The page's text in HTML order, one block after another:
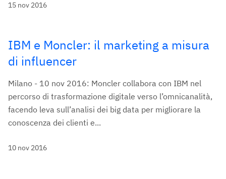
15 nov 2016
IBM e Moncler: il marketing a misura
di influencer
Milano - 10 nov 2016: Moncler collabora con IBM nel
percorso di trasformazione digitale verso l’omnicanalità,
facendo leva sull’analisi dei big data per migliorare la
conoscenza dei clienti e...
10 nov 2016